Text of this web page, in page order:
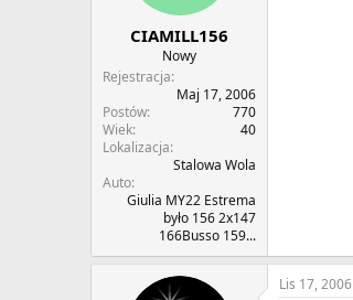
CIAMILL156
Nowy
Rejestracja
Maj 17, 2006
Postów
770
Wiek
40
Lokalizacja
Stalowa Wola
Auto
Giulia MY22 Estrema
było 156 2x147
166Busso 159...
Lis 17, 2006